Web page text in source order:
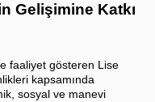
Gelişimine Katkı
faaliyet gösteren Lise
kapsamında
sosyal ve manevi